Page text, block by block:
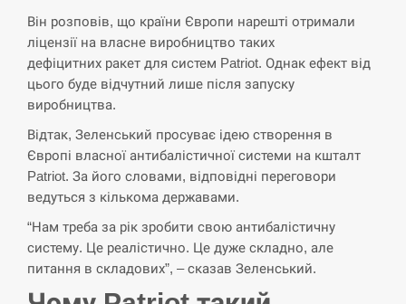
СЕРПЕНЬ
14:23
Поставки ракет для ПВО сократились втрое,
хотя у партнеров они…
СЕРПЕНЬ
14:10
У Румунії затоплять чотири баржі для
збільшення потоку води до…
СЕРПЕНЬ
13:53
Він розповів, що країни Європи нарешті отримали
ліцензії на власне виробництво таких
дефіцитних ракет для систем Patriot. Однак ефект від
цього буде відчутний лише після запуску
виробництва.
Відтак, Зеленський просуває ідею створення в
Європі власної антибалістичної системи на кшталт
Patriot. За його словами, відповідні переговори
ведуться з кількома державами.
“Нам треба за рік зробити свою антибалістичну
систему. Це реалістично. Це дуже складно, але
питання в складових”, – сказав Зеленський.